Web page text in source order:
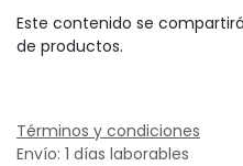
Este contenido se
de productos.
Términos y condiciones
Envío: 1 días laborables